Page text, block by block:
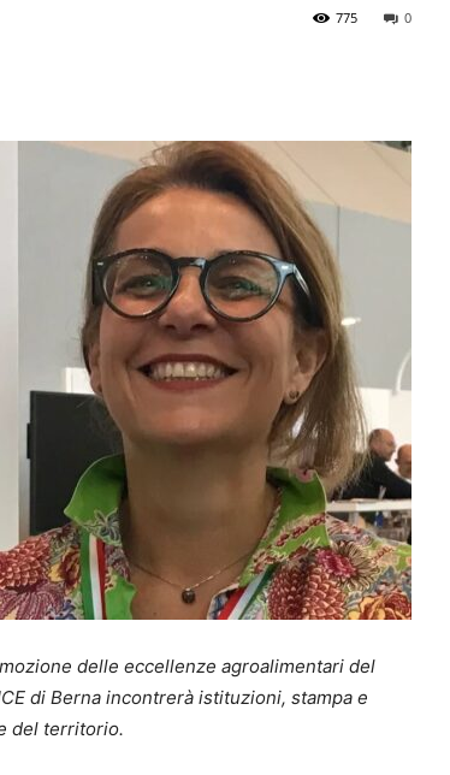
0
775
delle eccellenze agroalimentari del
di Berna incontrerà istituzioni, stampa e
del territorio.